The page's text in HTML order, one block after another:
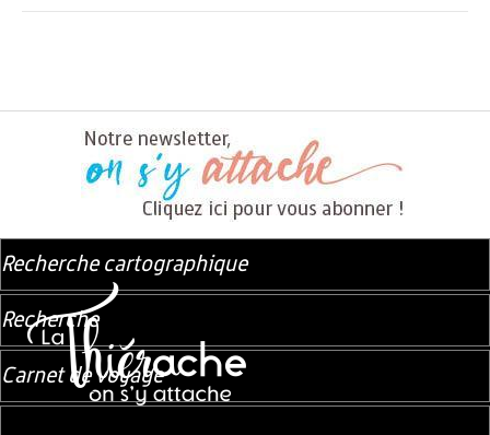
Recherche cartographique
Recherche
Carnet de voyage